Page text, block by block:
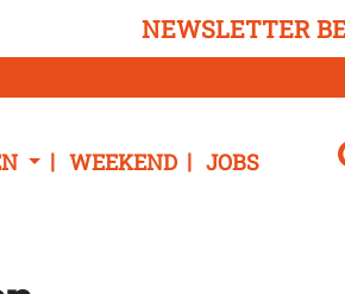
NEWSLETTER
WEEKEND JOBS